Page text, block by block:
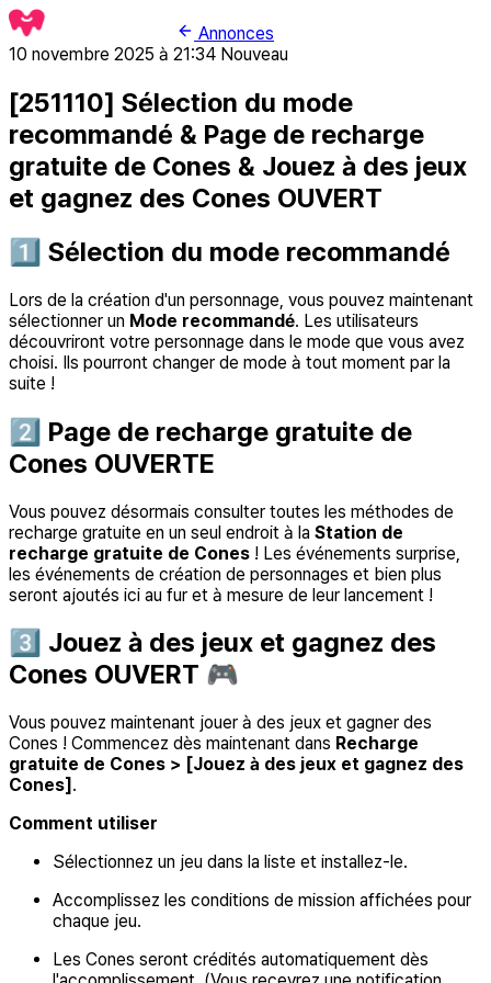
Annonces
10 novembre 2025 à 21:34 Nouveau
[251110] Sélection du mode
recommandé & Page de recharge
gratuite de Cones & Jouez à des jeux
et gagnez des Cones OUVERT
1️⃣ Sélection du mode recommandé
Lors de la création d'un personnage, vous pouvez maintenant
sélectionner un Mode recommandé. Les utilisateurs
découvriront votre personnage dans le mode que vous avez
choisi. Ils pourront changer de mode à tout moment par la
suite !
2️⃣ Page de recharge gratuite de
Cones OUVERTE
Vous pouvez désormais consulter toutes les méthodes de
recharge gratuite en un seul endroit à la Station de
recharge gratuite de Cones ! Les événements surprise,
les événements de création de personnages et bien plus
seront ajoutés ici au fur et à mesure de leur lancement !
3️⃣ Jouez à des jeux et gagnez des
Cones OUVERT 🎮
Vous pouvez maintenant jouer à des jeux et gagner des
Cones ! Commencez dès maintenant dans Recharge
gratuite de Cones > [Jouez à des jeux et gagnez des
Cones] .
Comment utiliser
Sélectionnez un jeu dans la liste et installez-le.
Accomplissez les conditions de mission affichées pour
chaque jeu.
Les Cones seront crédités automatiquement dès